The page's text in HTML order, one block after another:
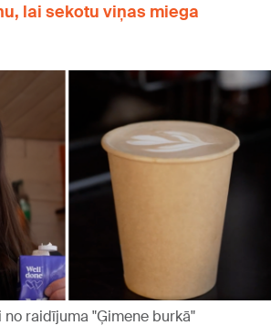
lai sekotu viņas miega
no raidījuma "Ģimene burkā"